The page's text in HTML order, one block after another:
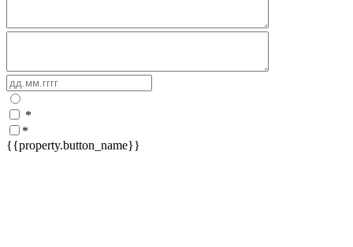
*
*
{{property.button_name}}